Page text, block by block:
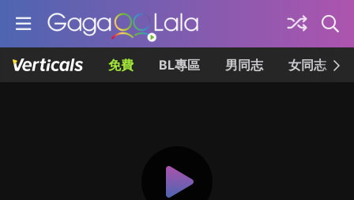
免費 BL專區 男同志 女同志